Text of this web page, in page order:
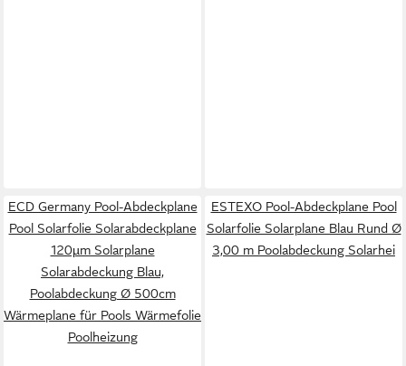
ECD Germany Pool-Abdeckplane
Pool Solarfolie Solarabdeckplane
120µm Solarplane
Solarabdeckung Blau,
Poolabdeckung Ø 500cm
Wärmeplane für Pools Wärmefolie
Poolheizung
ESTEXO Pool-Abdeckplane Pool
Solarfolie Solarplane Blau Rund Ø
3,00 m Poolabdeckung Solarhei